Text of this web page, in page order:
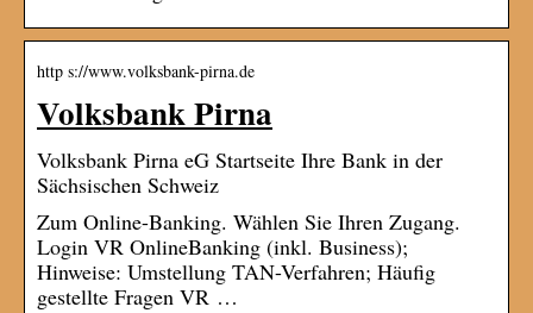
http s://www.volksbank-pirna.de
Volksbank Pirna
Volksbank Pirna eG Startseite Ihre Bank in der
Sächsischen Schweiz
Zum Online-Banking. Wählen Sie Ihren Zugang.
Login VR OnlineBanking (inkl. Business);
Hinweise: Umstellung TAN-Verfahren; Häufig
gestellte Fragen VR …